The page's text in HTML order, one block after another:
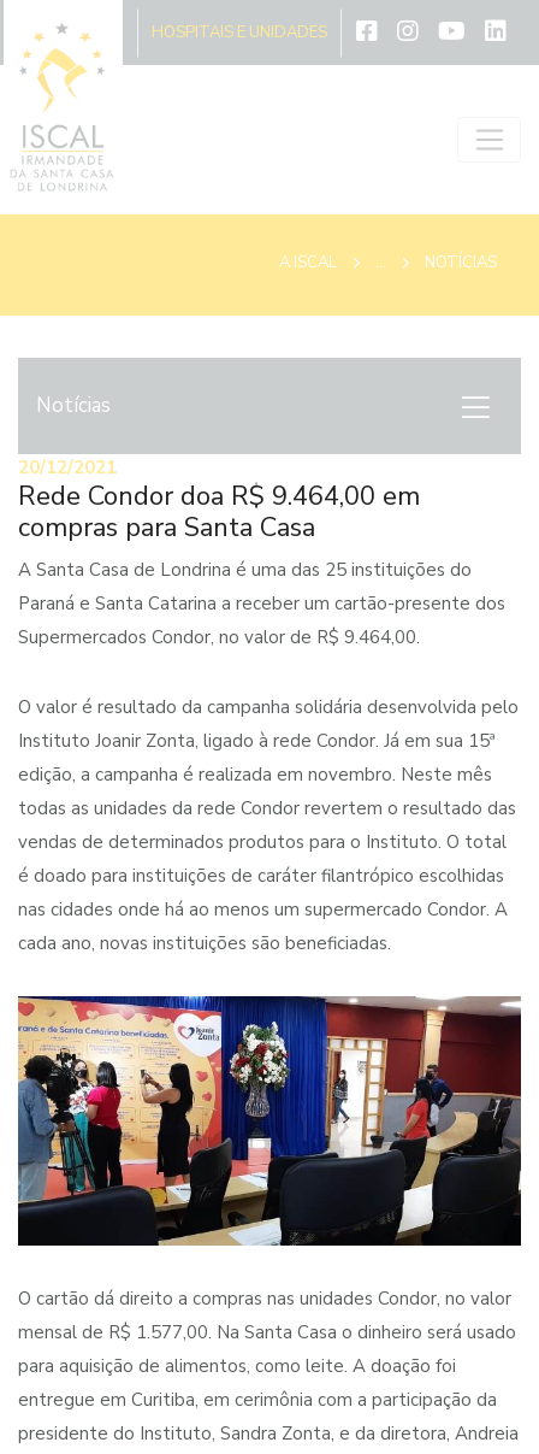
A ISCAL HOSPITAIS E UNIDADES
A ISCAL ... NOTÍCIAS
Notícias
20/12/2021
Rede Condor doa R$ 9.464,00 em
compras para Santa Casa
A Santa Casa de Londrina é uma das 25 instituições do
Paraná e Santa Catarina a receber um cartão-presente dos
Supermercados Condor, no valor de R$ 9.464,00.
O valor é resultado da campanha solidária desenvolvida pelo
Instituto Joanir Zonta, ligado à rede Condor. Já em sua 15ª
edição, a campanha é realizada em novembro. Neste mês
todas as unidades da rede Condor revertem o resultado das
vendas de determinados produtos para o Instituto. O total
é doado para instituições de caráter filantrópico escolhidas
nas cidades onde há ao menos um supermercado Condor. A
cada ano, novas instituições são beneficiadas.
O cartão dá direito a compras nas unidades Condor, no valor
mensal de R$ 1.577,00. Na Santa Casa o dinheiro será usado
para aquisição de alimentos, como leite. A doação foi
entregue em Curitiba, em cerimônia com a participação da
presidente do Instituto, Sandra Zonta, e da diretora, Andreia